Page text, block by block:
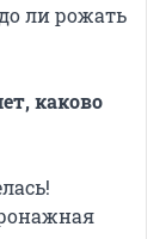
ли рожать
каково